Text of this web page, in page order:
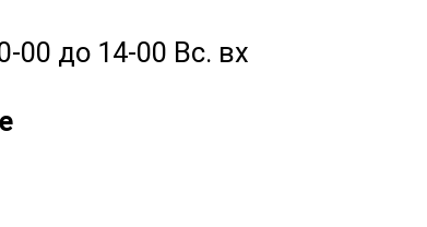
00 до 14-00 Вс. вх